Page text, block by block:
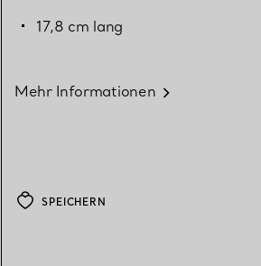
17,8 cm lang
Mehr Informationen
SPEICHERN